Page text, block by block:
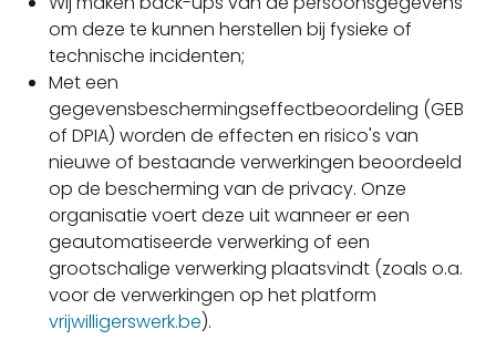
om deze te kunnen herstellen bij fysieke of
technische incidenten;
Met een
gegevensbeschermingseffectbeoordeling (GEB
of DPIA) worden de effecten en risico's van
nieuwe of bestaande verwerkingen beoordeeld
op de bescherming van de privacy. Onze
organisatie voert deze uit wanneer er een
geautomatiseerde verwerking of een
grootschalige verwerking plaatsvindt (zoals o.a.
voor de verwerkingen op het platform
vrijwilligerswerk.be).